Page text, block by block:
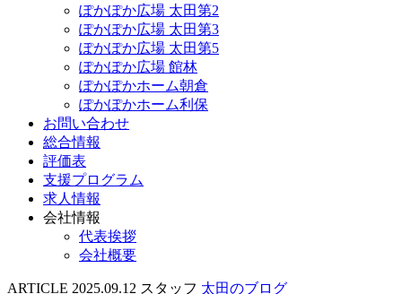
ぽかぽか広場 太田第2
ぽかぽか広場 太田第3
ぽかぽか広場 太田第5
ぽかぽか広場 館林
ぽかぽかホーム朝倉
ぽかぽかホーム利保
お問い合わせ
総合情報
評価表
支援プログラム
求人情報
会社情報
代表挨拶
会社概要
ARTICLE 2025.09.12 スタッフ 太田のブログ